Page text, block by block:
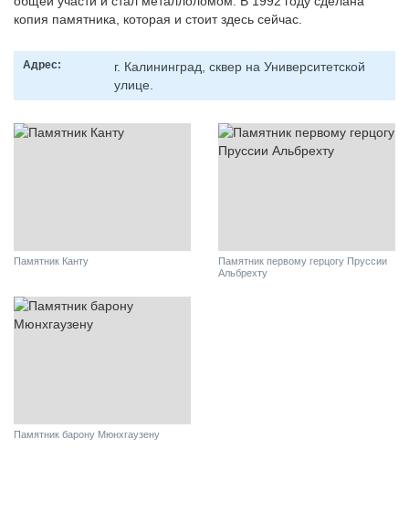
копия памятника, которая и стоит здесь сейчас.
Адрес:
г. Калининград, сквер на Университетской
улице.
Памятник Канту
Памятник первому герцогу Пруссии
Альбрехту
Памятник барону Мюнхгаузену